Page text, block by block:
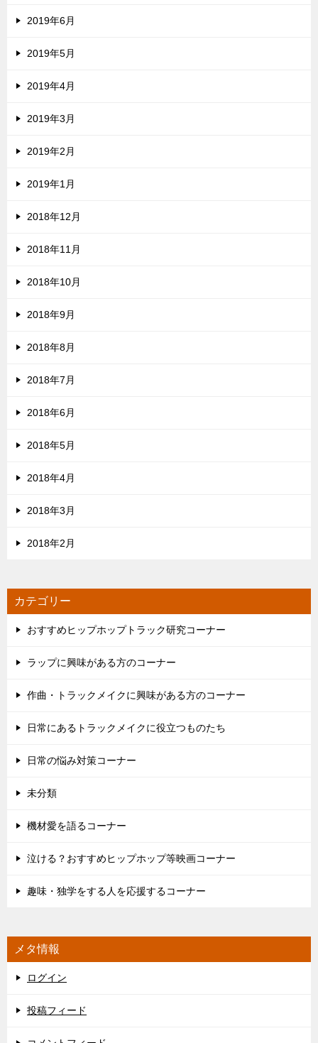
2019年6月
2019年5月
2019年4月
2019年3月
2019年2月
2019年1月
2018年12月
2018年11月
2018年10月
2018年9月
2018年8月
2018年7月
2018年6月
2018年5月
2018年4月
2018年3月
2018年2月
カテゴリー
おすすめヒップホップトラック研究コーナー
ラップに興味がある方のコーナー
作曲・トラックメイクに興味がある方のコーナー
日常にあるトラックメイクに役立つものたち
日常の悩み対策コーナー
未分類
機材愛を語るコーナー
泣ける？おすすめヒップホップ等映画コーナー
趣味・独学をする人を応援するコーナー
メタ情報
ログイン
投稿フィード